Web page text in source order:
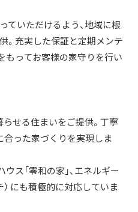
ていただけるよう、地域に根
。充実した保証と定期メンテ
もってお客様の家守りを行い
せる住まいをご提供。丁寧
合った家づくりを実現しま
ス「零和の家」、エネルギー
にも積極的に対応していま